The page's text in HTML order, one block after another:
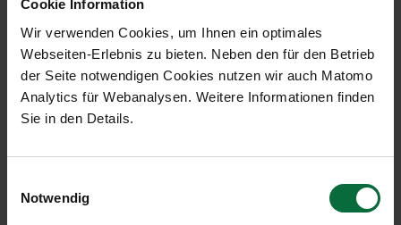
Cookie Information
Wir verwenden Cookies, um Ihnen ein optimales
Webseiten-Erlebnis zu bieten. Neben den für den Betrieb
der Seite notwendigen Cookies nutzen wir auch Matomo
Analytics für Webanalysen. Weitere Informationen finden
Sie in den Details.
Notwendig
Kontakt
Telefon:+43 720 70 4343
Email:customer-care@gebr-heinemann.at
Website:www.heinemann-shop.com/de/vie/
auf Plan anzeigen
Sortiment